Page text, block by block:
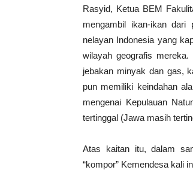
Rasyid, Ketua BEM
mengambil ikan-ikan dari
nelayan Indonesia yang
wilayah geografis
jebakan minyak dan gas,
pun memiliki keindahan
mengenai Kepulauan
tertinggal (Jawa masih
Atas kaitan itu, dalam
“kompor” Kemendesa kali